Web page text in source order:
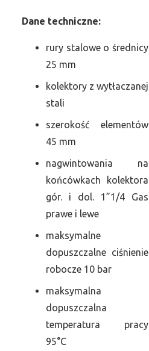
Dane techniczne:
rury stalowe o średnicy
25 mm
kolektory z wytłaczanej
stali
szerokość elementów
45 mm
nagwintowania na
końcówkach kolektora
gór. i dol. 1”1/4 Gas
prawe i lewe
maksymalne
dopuszczalne ciśnienie
robocze 10 bar
maksymalna
dopuszczalna
temperatura pracy
95°C